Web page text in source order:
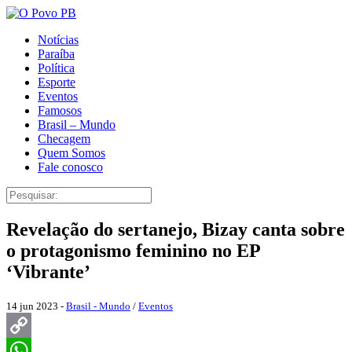
Notícias
Paraíba
Política
Esporte
Eventos
Famosos
Brasil – Mundo
Checagem
Quem Somos
Fale conosco
Revelação do sertanejo, Bizay canta sobre
o protagonismo feminino no EP
‘Vibrante’
14 jun 2023 - Brasil - Mundo / Eventos